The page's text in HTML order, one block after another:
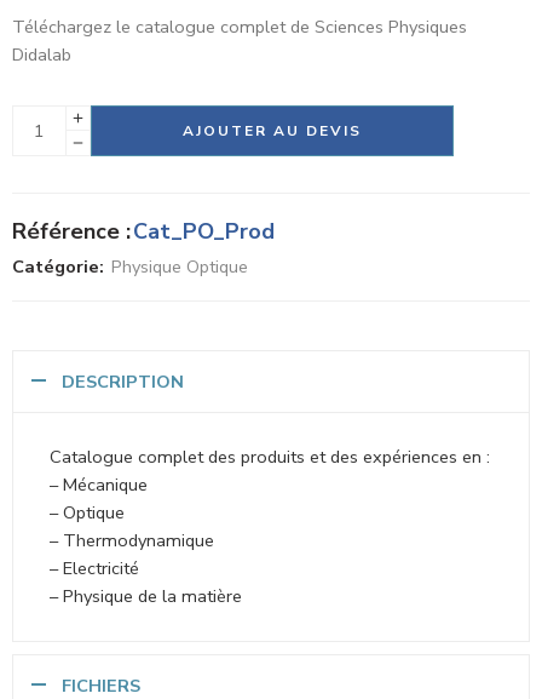
Téléchargez le catalogue complet de Sciences Physiques
Didalab
AJOUTER AU DEVIS
Alternative:
Référence :Cat_PO_Prod
Catégorie: Physique Optique
DESCRIPTION
Catalogue complet des produits et des expériences en :
– Mécanique
– Optique
– Thermodynamique
– Electricité
– Physique de la matière
FICHIERS